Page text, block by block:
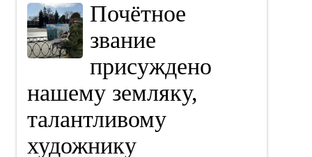
Почётное
звание
присуждено
нашему земляку,
талантливому
художнику